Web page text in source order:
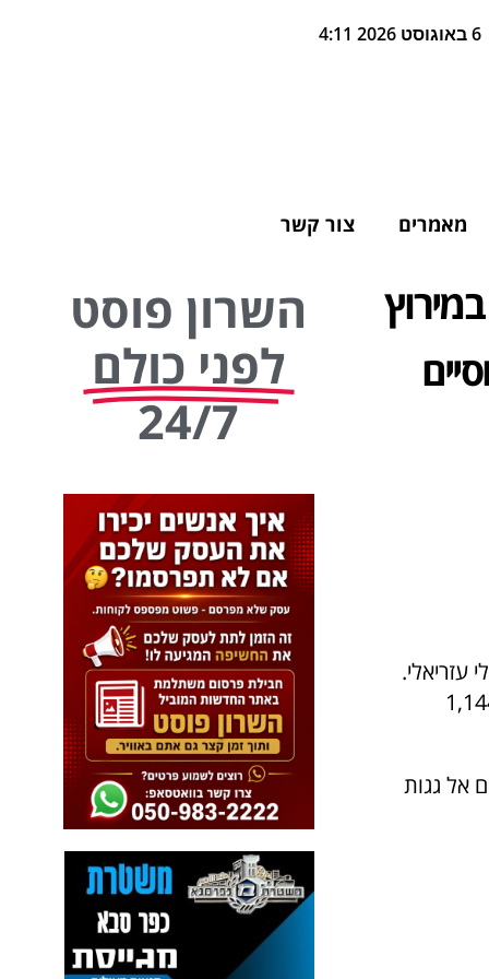
6 באוגוסט 2026 4:11
מאמרים צור קשר
מגדלי עזריאלי.
מקודם בבוקר כדי להעפיל במקצה העילית ל-1,144
אל גגות
השרון פוסט
לפני כולם
24/7